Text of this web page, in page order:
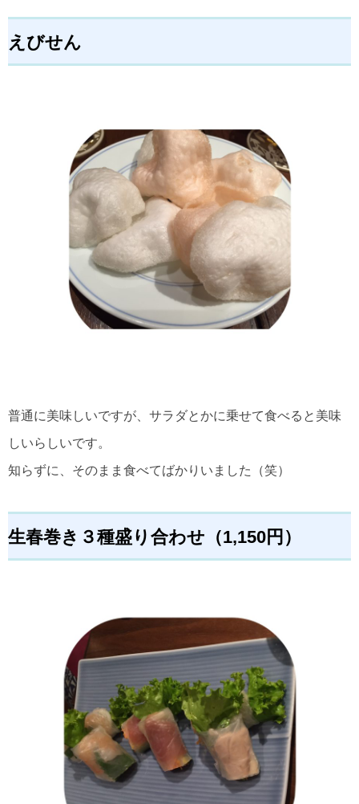
えびせん
普通に美味しいですが、サラダとかに乗せて食べると美味
しいらしいです。
知らずに、そのまま食べてばかりいました（笑）
生春巻き３種盛り合わせ（1,150円）